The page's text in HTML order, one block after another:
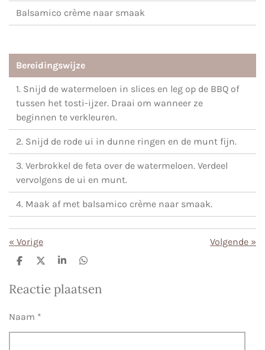
Balsamico crème naar smaak
Bereidingswijze
1. Snijd de watermeloen in slices en leg op de BBQ of
tussen het tosti-ijzer. Draai om wanneer ze
beginnen te verkleuren.
2. Snijd de rode ui in dunne ringen en de munt fijn.
3. Verbrokkel de feta over de watermeloen. Verdeel
vervolgens de ui en munt.
4. Maak af met balsamico crème naar smaak.
« Vorige Volgende »
D
e
D
e
l
S
a
r
D
e
Reactie plaatsen
Naam *